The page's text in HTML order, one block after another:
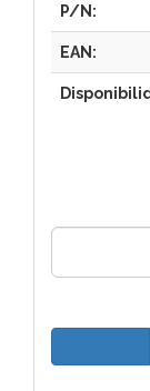
P/N:
EAN: